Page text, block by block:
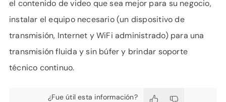
el contenido de video que sea mejor para su negocio,
instalar el equipo necesario (un dispositivo de
transmisión, Internet y WiFi administrado) para una
transmisión fluida y sin búfer y brindar soporte
técnico continuo.
¿Fue útil esta información?